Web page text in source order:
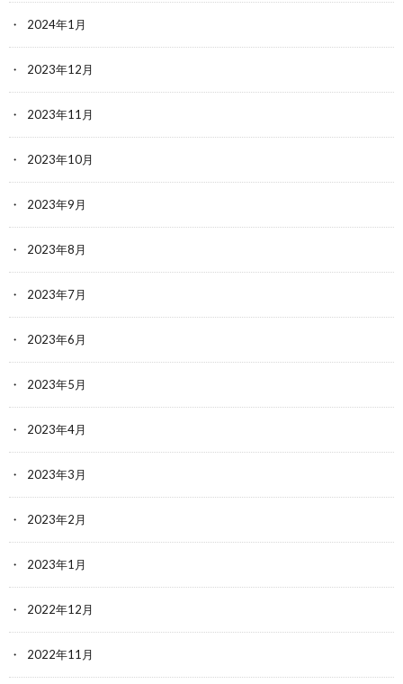
2024年1月
2023年12月
2023年11月
2023年10月
2023年9月
2023年8月
2023年7月
2023年6月
2023年5月
2023年4月
2023年3月
2023年2月
2023年1月
2022年12月
2022年11月